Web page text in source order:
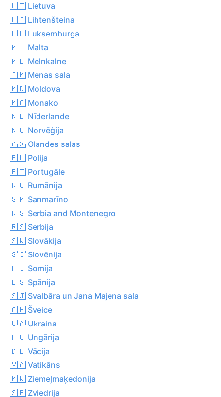
🇱🇹 Lietuva
🇱🇮 Lihtenšteina
🇱🇺 Luksemburga
🇲🇹 Malta
🇲🇪 Melnkalne
🇮🇲 Menas sala
🇲🇩 Moldova
🇲🇨 Monako
🇳🇱 Nīderlande
🇳🇴 Norvēģija
🇦🇽 Olandes salas
🇵🇱 Polija
🇵🇹 Portugāle
🇷🇴 Rumānija
🇸🇲 Sanmarīno
🇷🇸 Serbia and Montenegro
🇷🇸 Serbija
🇸🇰 Slovākija
🇸🇮 Slovēnija
🇫🇮 Somija
🇪🇸 Spānija
🇸🇯 Svalbāra un Jana Majena sala
🇨🇭 Šveice
🇺🇦 Ukraina
🇭🇺 Ungārija
🇩🇪 Vācija
🇻🇦 Vatikāns
🇲🇰 Ziemeļmaķedonija
🇸🇪 Zviedrija